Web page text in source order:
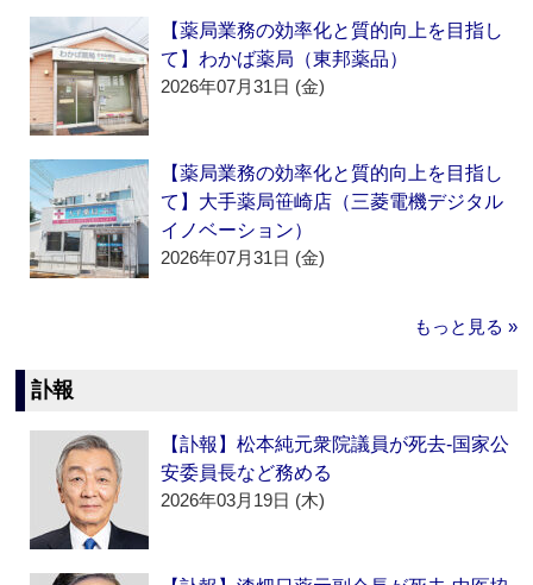
【薬局業務の効率化と質的向上を目指し
て】わかば薬局（東邦薬品）
2026年07月31日 (金)
【薬局業務の効率化と質的向上を目指し
て】大手薬局笹崎店（三菱電機デジタル
イノベーション）
2026年07月31日 (金)
もっと見る »
訃報
【訃報】松本純元衆院議員が死去‐国家公
安委員長など務める
2026年03月19日 (木)